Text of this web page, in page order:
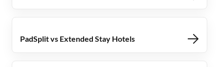
PadSplit vs Extended Stay Hotels